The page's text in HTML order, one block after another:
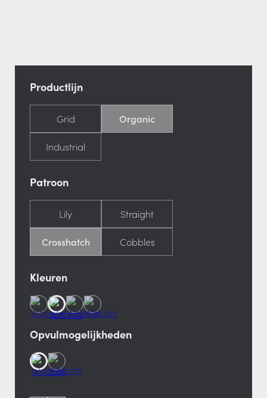
Productlijn
Grid Organic
Industrial
Patroon
Lily Straight
Crosshatch Cobbles
Kleuren
Opvulmogelijkheden